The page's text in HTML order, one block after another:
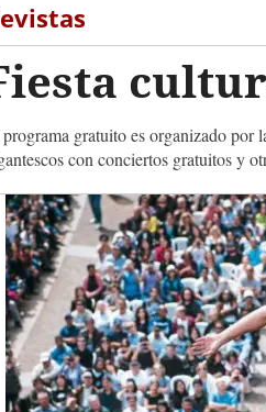
gratuito es organizado por
con conciertos gratuitos y